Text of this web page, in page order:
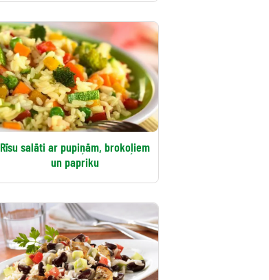
Rīsu salāti ar pupiņām, brokoļiem
un papriku